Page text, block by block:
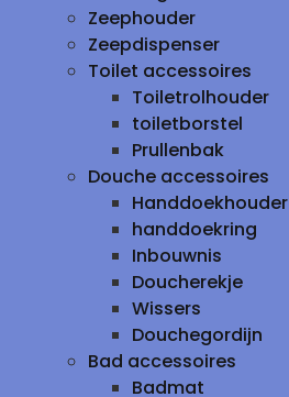
Zeephouder
Zeepdispenser
Toilet accessoires
Toiletrolhouder
toiletborstel
Prullenbak
Douche accessoires
Handdoekhouder
handdoekring
Inbouwnis
Doucherekje
Wissers
Douchegordijn
Bad accessoires
Badmat